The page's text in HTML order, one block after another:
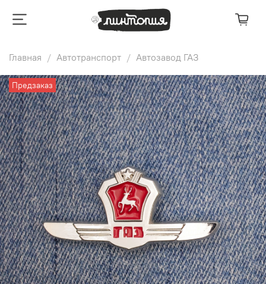
Главная Автотранспорт Автозавод ГАЗ
Предзаказ